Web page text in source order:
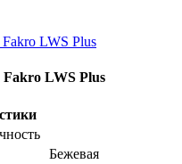
Fakro LWS Plus
Бежевая